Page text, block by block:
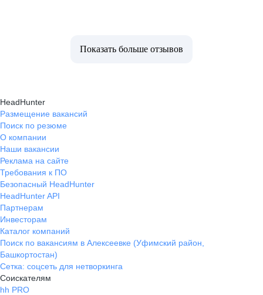
Показать больше отзывов
HeadHunter
Размещение вакансий
Поиск по резюме
О компании
Наши вакансии
Реклама на сайте
Требования к ПО
Безопасный HeadHunter
HeadHunter API
Партнерам
Инвесторам
Каталог компаний
Поиск по вакансиям в Алексеевке (Уфимский район,
Башкортостан)
Сетка: соцсеть для нетворкинга
Соискателям
hh PRO